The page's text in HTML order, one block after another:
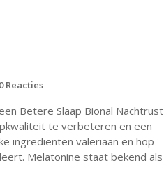
0 Reacties
Betere Slaap Bional Nachtrust
te verbeteren en een
ingrediënten valeriaan en hop
Melatonine staat bekend als